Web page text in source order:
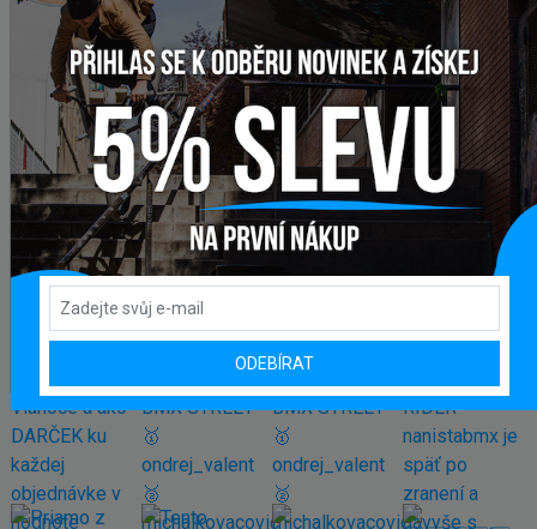
Sedlo BMX CULT VANS SLIP ON
47,95 €
Pegy BMX CTM AL
14,50 €
Zobrazit více produktů
INSTAGRAM#BMXSHOPSK
ODEBÍRAT